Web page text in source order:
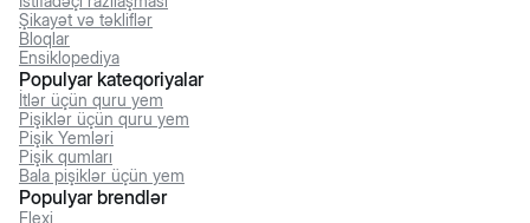
Şikayət və təkliflər
Bloqlar
Ensiklopediya
Populyar kateqoriyalar
İtlər üçün quru yem
Pişiklər üçün quru yem
Pişik Yemləri
Pişik qumları
Bala pişiklər üçün yem
Populyar brendlər
Flexi